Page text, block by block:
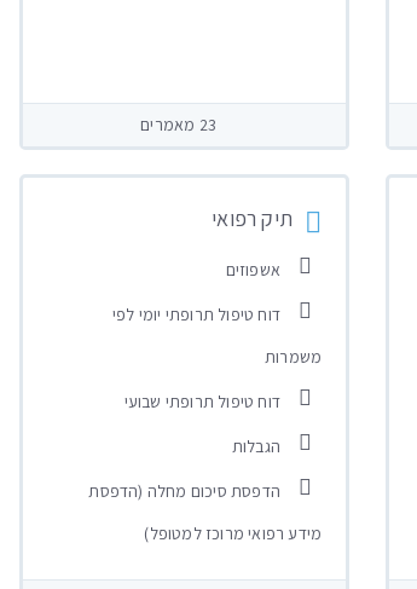
23 מאמרים
תיק רפואי
אשפוזים
דוח טיפול תרופתי יומי לפי
משמרות
דוח טיפול תרופתי שבועי
הגבלות
הדפסת סיכום מחלה (הדפסת
מידע רפואי מרוכז למטופל)